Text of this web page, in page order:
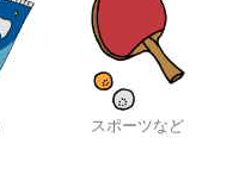
スポーツなど